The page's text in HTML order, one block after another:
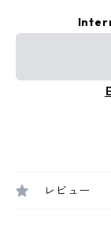
レビュー